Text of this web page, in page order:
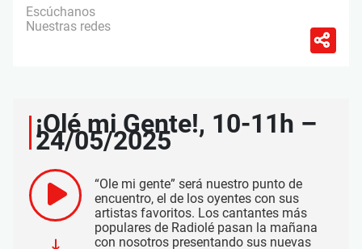
Escúchanos
Nuestras redes
¡Olé mi Gente!, 10-11h –
24/05/2025
“Ole mi gente” será nuestro punto de
encuentro, el de los oyentes con sus
artistas favoritos. Los cantantes más
populares de Radiolé pasan la mañana
con nosotros presentando sus nuevas